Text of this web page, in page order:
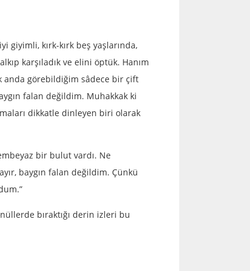
giyimli, kırk-kırk beş yaşlarında,
karşıladık ve elini öptük. Hanım
anda görebildiğim sâdece bir çift
falan değildim. Muhakkak ki
dikkatle dinleyen biri olarak
bir bulut vardı. Ne
baygın falan değildim. Çünkü
bıraktığı derin izleri bu